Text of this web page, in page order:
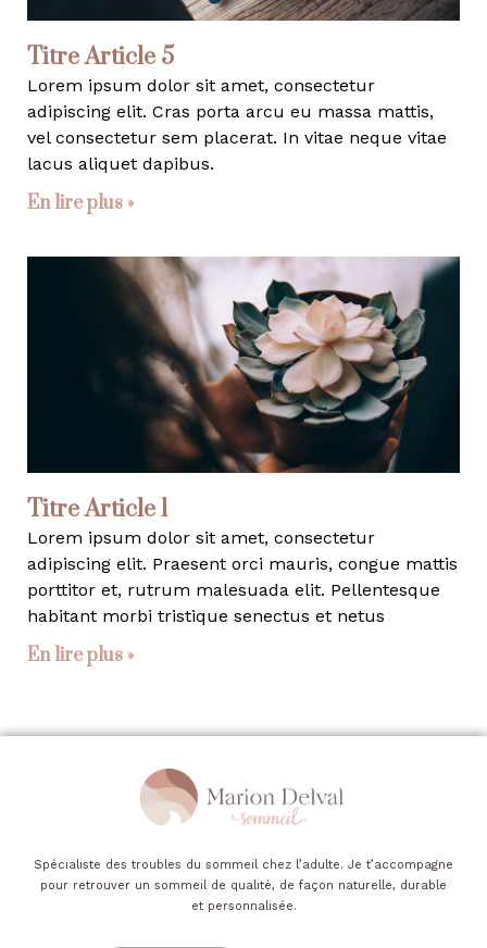
Titre Article 5
Lorem ipsum dolor sit amet, consectetur
adipiscing elit. Cras porta arcu eu massa mattis,
vel consectetur sem placerat. In vitae neque vitae
lacus aliquet dapibus.
En lire plus »
Titre Article 1
Lorem ipsum dolor sit amet, consectetur
adipiscing elit. Praesent orci mauris, congue mattis
porttitor et, rutrum malesuada elit. Pellentesque
habitant morbi tristique senectus et netus
En lire plus »
Spécialiste des troubles du sommeil chez l’adulte. Je t’accompagne
pour retrouver un sommeil de qualité, de façon naturelle, durable
et personnalisée.